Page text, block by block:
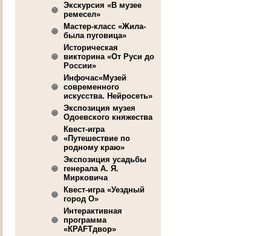
Экскурсия «В музее
ремесел»
Мастер-класс «Жила-
была пуговица»
Историческая
викторина «От Руси до
России»
Инфочас«Музей
современного
искусства. Нейросеть»
Экспозиция музея
Одоевского княжества
Квест-игра
«Путешествие по
родному краю»
Экспозиция усадьбы
генерала А. Я.
Мирковича
Квест-игра «Уездный
город О»
Интерактивная
программа
«КРАFТдвор»